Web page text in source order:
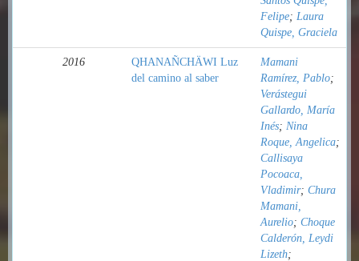
Felipe; Laura
Quispe, Graciela
2016
QHANAÑCHÄWI Luz
del camino al saber
Mamani
Ramírez, Pablo;
Verástegui
Gallardo, María
Inés; Nina
Roque, Angelica;
Callisaya
Pocoaca,
Vladimir; Chura
Mamani,
Aurelio; Choque
Calderón, Leydi
Lizeth;